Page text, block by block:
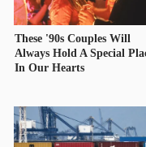
ĐÔNG